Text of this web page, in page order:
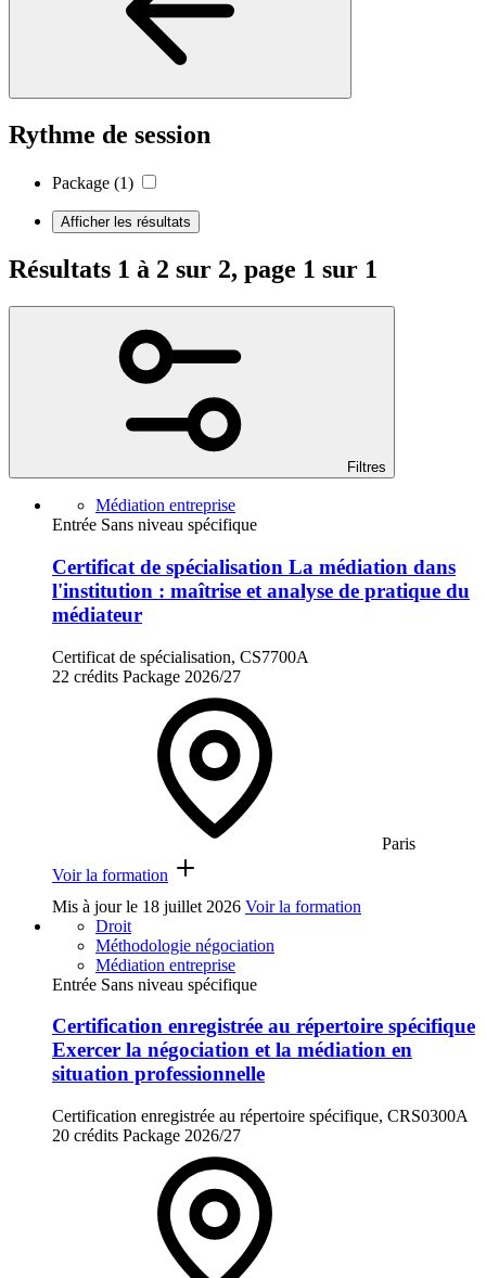
Rythme de session
Package (1)
Afficher les résultats
Résultats 1 à 2 sur 2, page 1 sur 1
Filtres
Médiation entreprise
Entrée Sans niveau spécifique
Certificat de spécialisation La médiation dans
l'institution : maîtrise et analyse de pratique du
médiateur
Certificat de spécialisation, CS7700A
22 crédits Package 2026/27
Paris
Voir la formation
Mis à jour le 18 juillet 2026 Voir la formation
Droit
Méthodologie négociation
Médiation entreprise
Entrée Sans niveau spécifique
Certification enregistrée au répertoire spécifique
Exercer la négociation et la médiation en
situation professionnelle
Certification enregistrée au répertoire spécifique, CRS0300A
20 crédits Package 2026/27